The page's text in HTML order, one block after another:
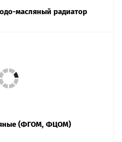
масляный радиатор
(ФГОМ, ФЦОМ)